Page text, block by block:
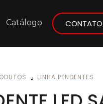
Catálogo CONTATO
LINHA PENDENTES